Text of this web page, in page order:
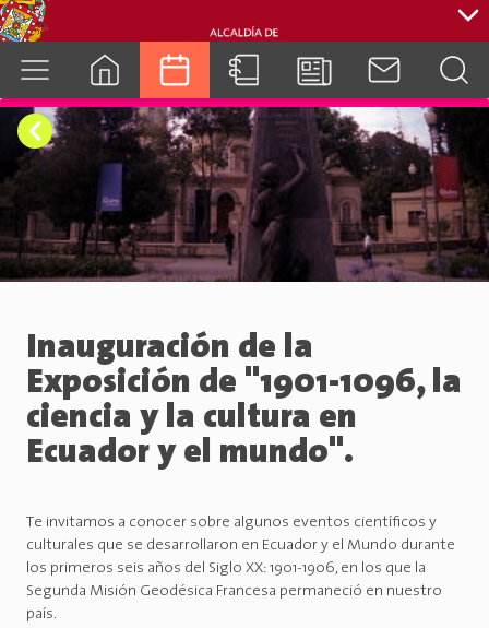
cuenca.gob.ec
Inauguración de la
Exposición de "1901-1096, la
ciencia y la cultura en
Ecuador y el mundo".
Te invitamos a conocer sobre algunos eventos científicos y
culturales que se desarrollaron en Ecuador y el Mundo durante
los primeros seis años del Siglo XX: 1901-1906, en los que la
Segunda Misión Geodésica Francesa permaneció en nuestro
país.